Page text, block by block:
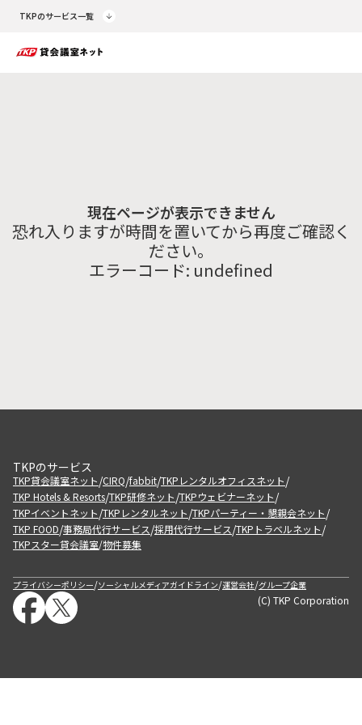
TKPのサービス一覧
現在ページが表示できません
恐れ入りますが時間を置いてから再度ご確認く
ださい。
エラーコード: undefined
TKPのサービス
TKP貸会議室ネット/CIRQ/fabbit/TKPレンタルオフィスネット/
TKP Hotels & Resorts/TKP研修ネット/TKPウェビナーネット/
TKPイベントネット/TKPレンタルネット/TKPパーティー・懇親会ネット/
TKP FOOD/事務局代行サービス/採用代行サービス/TKPトラベルネット/
TKPスター貸会議室/物件募集
プライバシーポリシー/ソーシャルメディアガイドライン/運営会社/グループ企業
(C) TKP Corporation